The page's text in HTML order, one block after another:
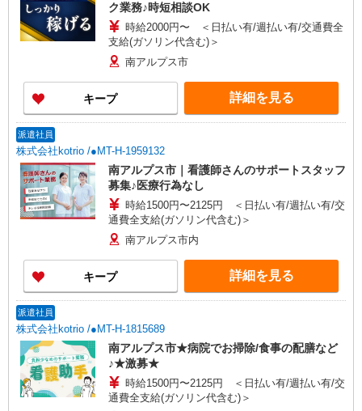
ク業務♪時短相談OK
時給2000円〜 ＜日払い有/週払い有/交通費全
支給(ガソリン代含む)＞
南アルプス市
キープ 詳細を見る
派遣社員
株式会社kotrio /●MT-H-1959132
南アルプス市｜看護師さんのサポートスタッフ
募集♪医療行為なし
時給1500円〜2125円 ＜日払い有/週払い有/交
通費全支給(ガソリン代含む)＞
南アルプス市内
キープ 詳細を見る
派遣社員
株式会社kotrio /●MT-H-1815689
南アルプス市★病院でお掃除/食事の配膳など
♪★激募★
時給1500円〜2125円 ＜日払い有/週払い有/交
通費全支給(ガソリン代含む)＞